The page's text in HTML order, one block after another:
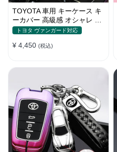
TOYOTA 車用 キーケース キ
ーカバー 高級感 オシャレ 耐
摩耗 耐久性 高品質レザー 傷
トヨタ ヴァンガード対応
¥ 4,450 (税込)